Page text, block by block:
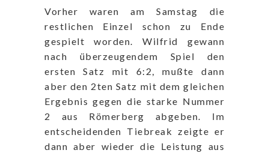
Vorher waren am Samstag die
restlichen Einzel schon zu Ende
gespielt worden. Wilfrid gewann
nach überzeugendem Spiel den
ersten Satz mit 6:2, mußte dann
aber den 2ten Satz mit dem gleichen
Ergebnis gegen die starke Nummer
2 aus Römerberg abgeben. Im
entscheidenden Tiebreak zeigte er
dann aber wieder die Leistung aus